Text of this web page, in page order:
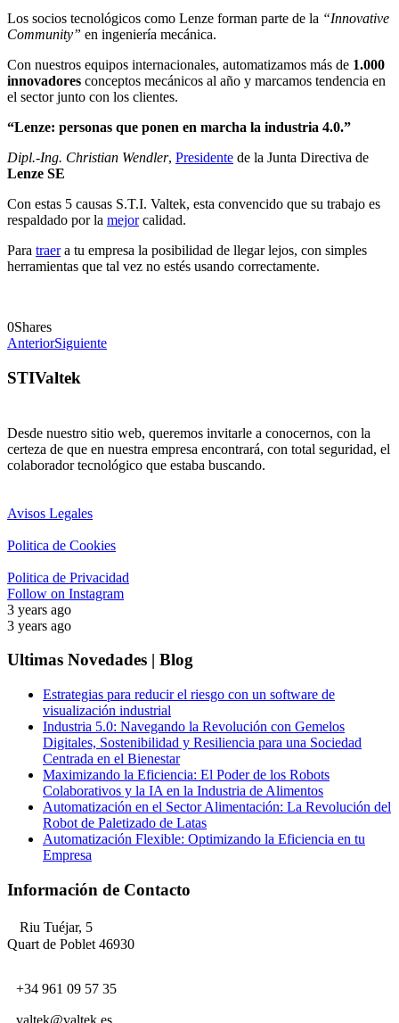
Los socios tecnológicos como Lenze forman parte de la “Innovative
Community” en ingeniería mecánica.
Con nuestros equipos internacionales, automatizamos más de 1.000
innovadores conceptos mecánicos al año y marcamos tendencia en
el sector junto con los clientes.
“Lenze: personas que ponen en marcha la industria 4.0.”
Dipl.-Ing. Christian Wendler, Presidente de la Junta Directiva de
Lenze SE
Con estas 5 causas S.T.I. Valtek, esta convencido que su trabajo es
respaldado por la mejorcalidad.
Para traera tu empresa la posibilidad de llegar lejos, con simples
herramientas que tal vez no estés usando correctamente.
0Shares
AnteriorSiguiente
STIValtek
Desde nuestro sitio web, queremos invitarle a conocernos, con la
certeza de que en nuestra empresa encontrará, con total seguridad, el
colaborador tecnológico que estaba buscando.
Avisos Legales
Politica de Cookies
Politica de Privacidad
Follow on Instagram
3 years ago
3 years ago
Ultimas Novedades | Blog
Estrategias para reducir el riesgo con un software de
visualización industrial
Industria 5.0: Navegando la Revolución con Gemelos
Digitales, Sostenibilidad y Resiliencia para una Sociedad
Centrada en el Bienestar
Maximizando la Eficiencia: El Poder de los Robots
Colaborativos y la IA en la Industria de Alimentos
Automatización en el Sector Alimentación: La Revolución del
Robot de Paletizado de Latas
Automatización Flexible: Optimizando la Eficiencia en tu
Empresa
Información de Contacto
Riu Tuéjar, 5
Quart de Poblet 46930
+34 961 09 57 35